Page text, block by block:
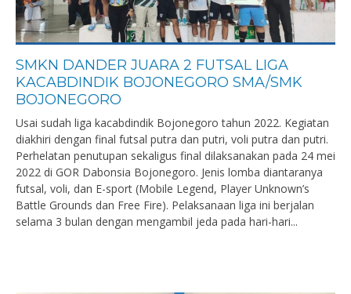
SMKN DANDER JUARA 2 FUTSAL LIGA
KACABDINDIK BOJONEGORO SMA/SMK
BOJONEGORO
Usai sudah liga kacabdindik Bojonegoro tahun 2022. Kegiatan
diakhiri dengan final futsal putra dan putri, voli putra dan putri.
Perhelatan penutupan sekaligus final dilaksanakan pada 24 mei
2022 di GOR Dabonsia Bojonegoro. Jenis lomba diantaranya
futsal, voli, dan E-sport (Mobile Legend, Player Unknown’s
Battle Grounds dan Free Fire). Pelaksanaan liga ini berjalan
selama 3 bulan dengan mengambil jeda pada hari-hari...